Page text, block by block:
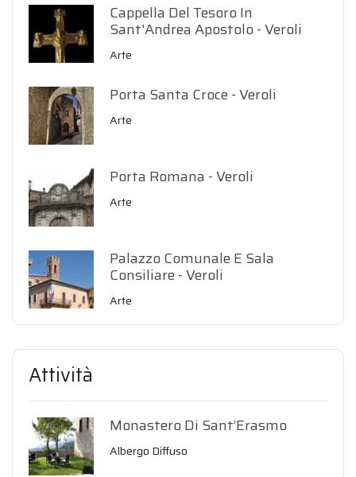
Cappella Del Tesoro In
Sant'Andrea Apostolo - Veroli
Arte
Porta Santa Croce - Veroli
Arte
Porta Romana - Veroli
Arte
Palazzo Comunale E Sala
Consiliare - Veroli
Arte
Attività
Monastero Di Sant’Erasmo
Albergo Diffuso